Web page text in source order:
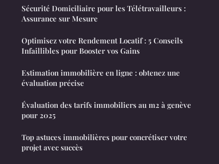
Sécurité Domiciliaire pour les Télétravailleurs :
Assurance sur Mesure
Optimisez votre Rendement Locatif : 5 Conseils
Infaillibles pour Booster vos Gains
Estimation immobilière en ligne : obtenez une
évaluation précise
Évaluation des tarifs immobiliers au m2 à genève
pour 2025
Top astuces immobilières pour concrétiser votre
projet avec succès